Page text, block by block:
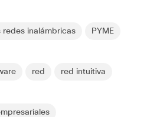
redes inalámbricas PYME
red red intuitiva